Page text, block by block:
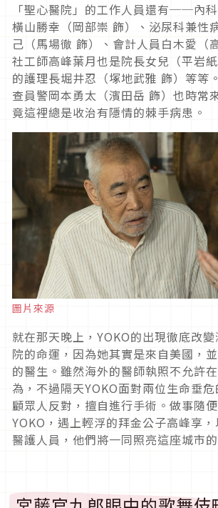
「聖心醫院」的工作人員還有──內
橫山勝幸（岡部崇 飾）、泌尿科兼性
己（馬場徹 飾）、會計人員白木愛（
社工師高峰葉月也是院長女兒（平岩
的護理長堀井忍（塚地武雅 飾）等等
查員警岡本勇太（濱田岳 飾）也時常
竟這裡總是收治有隱情的棘手病患。
圖片來源
就在那天晚上， YOKO的出現徹底改
院的命運，因為她其實是來自美國，
的醫生。雖然海外的醫師執照不允許
為，不過隔天YOKO面對兩位生命垂
顧眾人反對，擅自進行手術。做事隨
YOKO ，遇上輕浮的拜金公子高峰享
醫護人員，他們將一同照亮這座城市的